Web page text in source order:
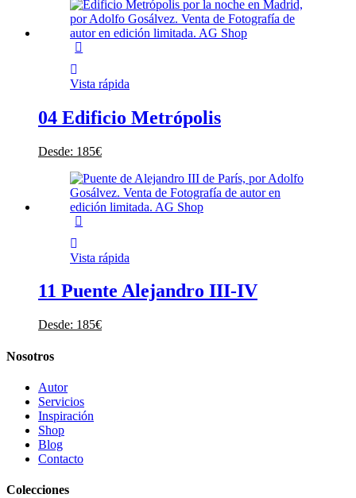
Vista rápida
04 Edificio Metrópolis
Desde: 185€
Vista rápida
11 Puente Alejandro III-IV
Desde: 185€
Nosotros
Autor
Servicios
Inspiración
Shop
Blog
Contacto
Colecciones